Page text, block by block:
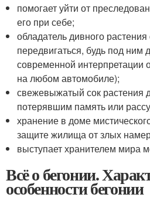
помогает уйти от
его при себе;
обладатель дивного
передвигаться, будь под ним
современной интерпретации
на любом автомобиле);
свежевыжатый сок растения
потерявшим память или
хранение в доме
защите жилища от злых
выступает хранителем мира
Всё о бегонии.
особенности бегонии